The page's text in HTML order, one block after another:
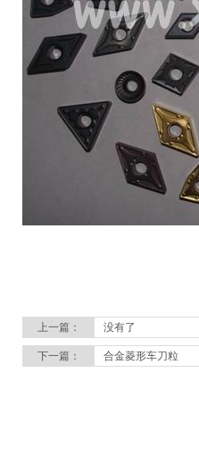
上一篇： 没有了
下一篇： 合金菱形车刀粒